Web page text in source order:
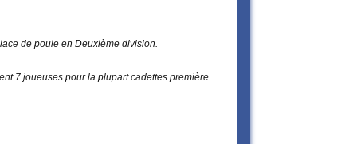
de poule en Deuxième division.
7 joueuses pour la plupart cadettes première